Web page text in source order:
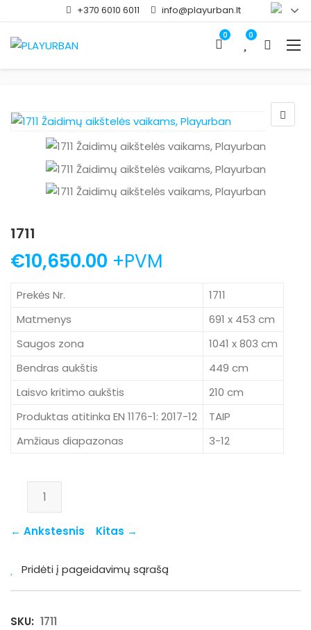
+370 6010 6011 info@playurban.lt
0 0
1711
€10,650.00 +PVM
Prekės Nr.
1711
Matmenys
691 x 453 cm
Saugos zona
1041 x 803 cm
Bendras aukštis
449 cm
Laisvo kritimo aukštis
210 cm
Produktas atitinka EN 1176-1: 2017-12
TAIP
Amžiaus diapazonas
3-12
produkto kiekis: 1711
← Ankstesnis Kitas →
Pridėti į pageidavimų sąrašą
SKU: 1711